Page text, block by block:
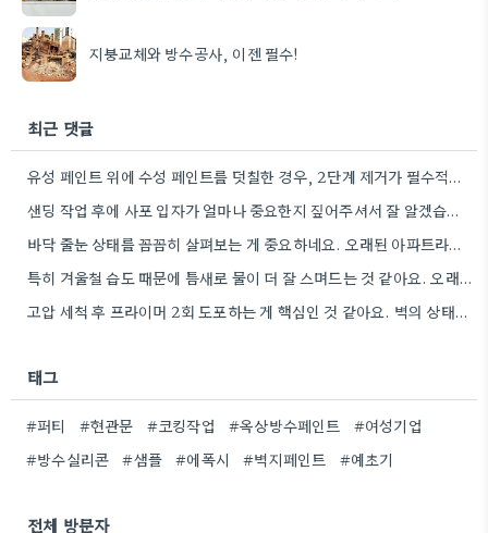
지붕교체와 방수공사, 이젠 필수!
최근 댓글
유성 페인트 위에 수성 페인트를 덧칠한 경우, 2단계 제거가 필수적이라는 점을 강조해야겠네요.
샌딩 작업 후에 사포 입자가 얼마나 중요한지 짚어주셔서 잘 알겠습니다. 특히 얇은 사포를 여러 번…
바닥 줄눈 상태를 꼼꼼히 살펴보는 게 중요하네요. 오래된 아파트라면 줄눈부터 망가지기 쉬울 것 같아요.
특히 겨울철 습도 때문에 틈새로 물이 더 잘 스며드는 것 같아요. 오래된 건물일수록 이런 부분에…
고압 세척 후 프라이머 2회 도포하는 게 핵심인 것 같아요. 벽의 상태에 따라 흡수율이 달라지니까,…
태그
#퍼티 #현관문 #코킹작업 #옥상방수페인트
#여성기업
#방수실리콘
#샘플 #에폭시 #벽지페인트 #예초기
전체 방문자